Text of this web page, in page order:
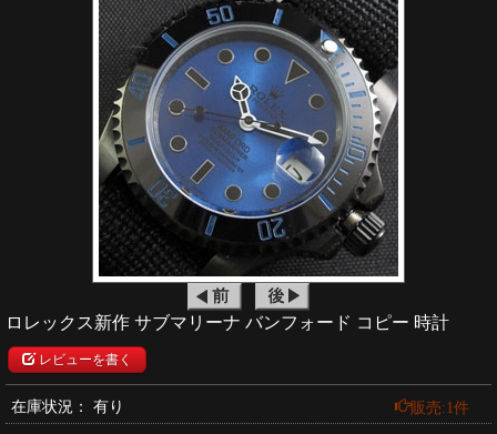
ロレックス新作 サブマリーナ バンフォード コピー 時計
レビューを書く
在庫状況： 有り 販売:1件